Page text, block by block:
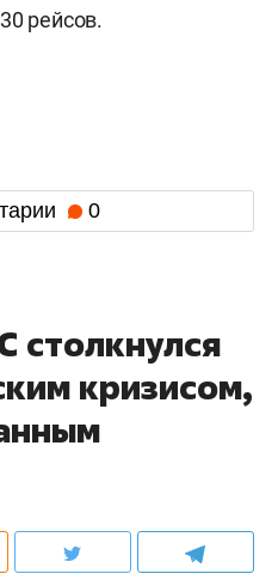
рейсов.
0
столкнулся
кризисом,